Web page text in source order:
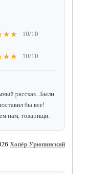
10/10
10/10
рассказ...Были
бы все!
нам, товарищи.
Хопёр Урюпинский